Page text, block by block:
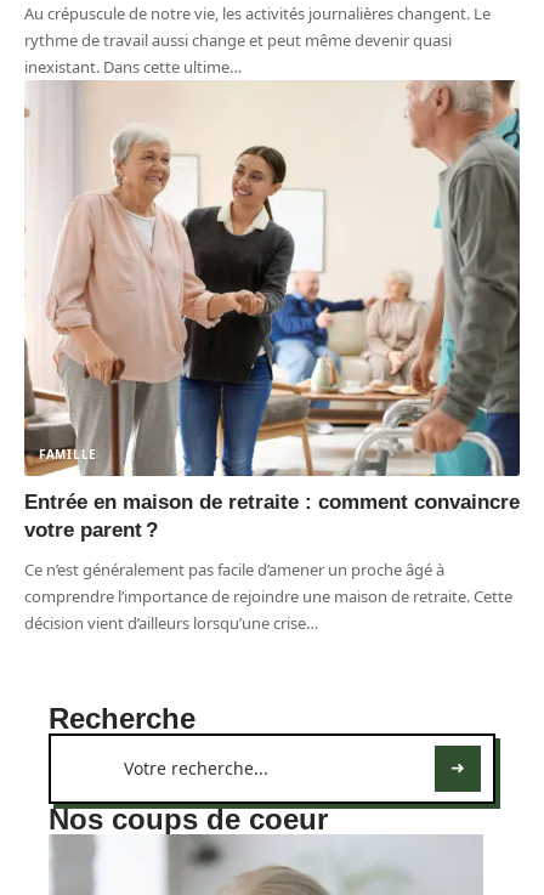
Au crépuscule de notre vie, les activités journalières changent. Le
rythme de travail aussi change et peut même devenir quasi
inexistant. Dans cette ultime…
FAMILLE
Entrée en maison de retraite : comment convaincre
votre parent ?
Ce n’est généralement pas facile d’amener un proche âgé à
comprendre l’importance de rejoindre une maison de retraite. Cette
décision vient d’ailleurs lorsqu’une crise…
Recherche
Nos coups de coeur